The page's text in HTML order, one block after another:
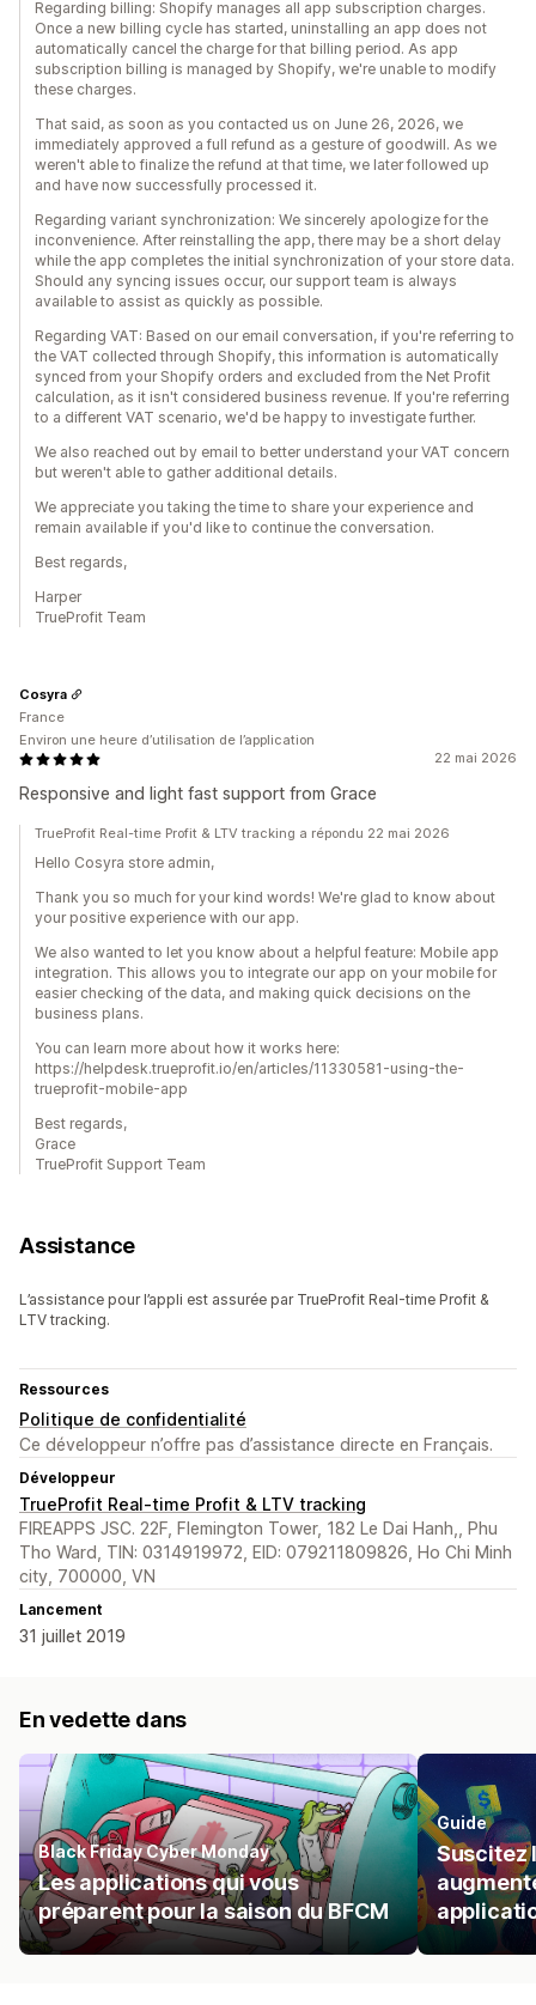
Regarding billing: Shopify manages all app subscription charges.
Once a new billing cycle has started, uninstalling an app does not
automatically cancel the charge for that billing period. As app
subscription billing is managed by Shopify, we're unable to modify
these charges.
That said, as soon as you contacted us on June 26, 2026, we
immediately approved a full refund as a gesture of goodwill. As we
weren't able to finalize the refund at that time, we later followed up
and have now successfully processed it.
Regarding variant synchronization: We sincerely apologize for the
inconvenience. After reinstalling the app, there may be a short delay
while the app completes the initial synchronization of your store data.
Should any syncing issues occur, our support team is always
available to assist as quickly as possible.
Regarding VAT: Based on our email conversation, if you're referring to
the VAT collected through Shopify, this information is automatically
synced from your Shopify orders and excluded from the Net Profit
calculation, as it isn't considered business revenue. If you're referring
to a different VAT scenario, we'd be happy to investigate further.
We also reached out by email to better understand your VAT concern
but weren't able to gather additional details.
We appreciate you taking the time to share your experience and
remain available if you'd like to continue the conversation.
Best regards,
Harper
TrueProfit Team
22 mai 2026
Responsive and light fast support from Grace
Cosyra
France
Environ une heure d’utilisation de l’application
TrueProfit Real-time Profit & LTV tracking a répondu 22 mai 2026
Hello Cosyra store admin,
Thank you so much for your kind words! We're glad to know about
your positive experience with our app.
We also wanted to let you know about a helpful feature: Mobile app
integration. This allows you to integrate our app on your mobile for
easier checking of the data, and making quick decisions on the
business plans.
You can learn more about how it works here:
https://helpdesk.trueprofit.io/en/articles/11330581-using-the-
trueprofit-mobile-app
Best regards,
Grace
TrueProfit Support Team
Assistance
L’assistance pour l’appli est assurée par TrueProfit Real-time Profit &
LTV tracking.
Ressources
Politique de confidentialité
Ce développeur n’offre pas d’assistance directe en Français.
Développeur
TrueProfit Real-time Profit & LTV tracking
FIREAPPS JSC. 22F, Flemington Tower, 182 Le Dai Hanh,, Phu
Tho Ward, TIN: 0314919972, EID: 079211809826, Ho Chi Minh
city, 700000, VN
Lancement
31 juillet 2019
En vedette dans
Black Friday Cyber Monday
Les applications qui vous
préparent pour la saison du BFCM
Guide
Suscitez